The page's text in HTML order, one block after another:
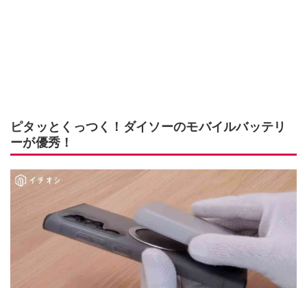
ピタッとくっつく！ダイソーのモバイルバッテリ
ーが優秀！